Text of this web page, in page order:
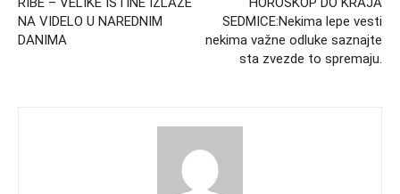
NA VIDELO U NAREDNIM
DANIMA
SEDMICE:Nekima lepe vesti
nekima važne odluke saznajte
sta zvezde to spremaju.